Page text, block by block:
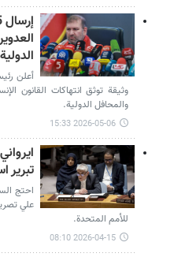
الدولية
وثيقة توثق انتهاكات القانون
والمحافل الدولية.
2026-05-06 15:33
تبرير
احتج
علي
للأمم المتحدة.
2026-04-15 08:10